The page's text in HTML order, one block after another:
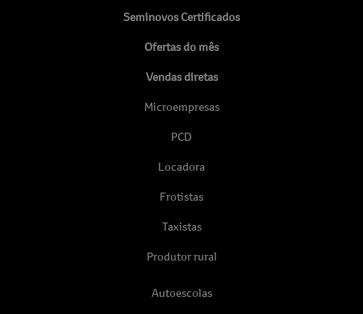
Seminovos Certificados
Ofertas do mês
Vendas diretas
Microempresas
PCD
Locadora
Frotistas
Taxistas
Produtor rural
Autoescolas